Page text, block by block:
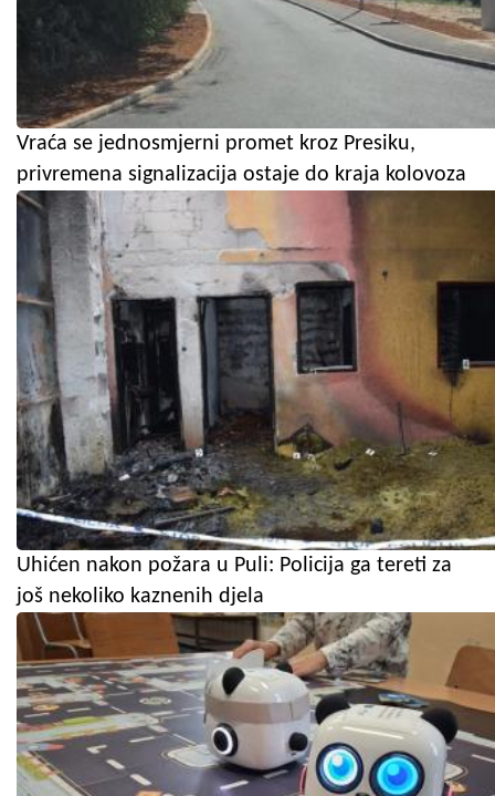
Vraća se jednosmjerni promet kroz Presiku,
privremena signalizacija ostaje do kraja kolovoza
Uhićen nakon požara u Puli: Policija ga tereti za
još nekoliko kaznenih djela